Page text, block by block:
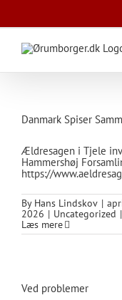
content
Danmark Spiser
Ældresagen i Tjele
Hammershøj
https://
By Hans Lindskov |
2026 | Uncategorized |
Læs mere
Ved problemer